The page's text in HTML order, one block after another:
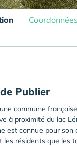
Coordonnées
Publier
commune
à proximité du lac
est connue pour
résidents que les